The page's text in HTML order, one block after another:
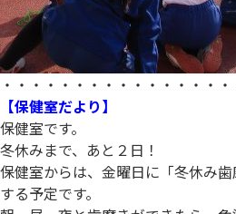
・・・・・・・・・・・・・・・
【保健室だより】
保健室です。
冬休みまで、あと２日！
保健室からは、金曜日に「冬休み
する予定です。